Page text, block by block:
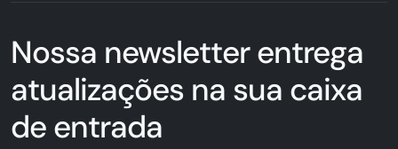
Nossa newsletter entrega
atualizações na sua caixa
de entrada